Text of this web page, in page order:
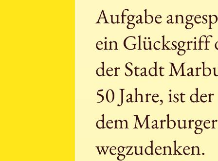
Aufgabe
ein Glücksgriff
der Stadt
50 Jahre, ist
dem
wegzudenken.